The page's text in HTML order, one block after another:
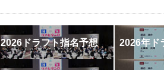
2026ドラフト指名予想 2026年ド